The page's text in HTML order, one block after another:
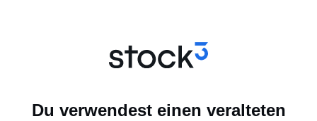
Du verwendest einen veralteten